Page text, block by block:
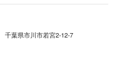
千葉県市川市若宮2-12-7